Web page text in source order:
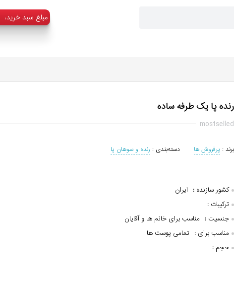
:مبلغ سبد خرید
رنده پا یک طرفه ساده
mostselled
برند : پرفروش ها دسته‌بندی : رنده و سوهان پا
کشور سازنده :
ایران
ترکیبات :
جنسیت :
مناسب برای خانم ها و آقایان
مناسب برای :
تمامی پوست ها
حجم :